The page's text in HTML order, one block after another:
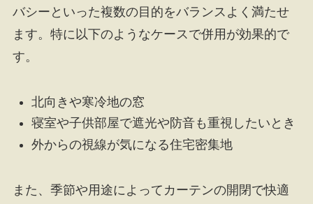
バシーといった複数の目的をバランスよく満たせ
ます。特に以下のようなケースで併用が効果的で
す。
北向きや寒冷地の窓
寝室や子供部屋で遮光や防音も重視したいとき
外からの視線が気になる住宅密集地
また、季節や用途によってカーテンの開閉で快適